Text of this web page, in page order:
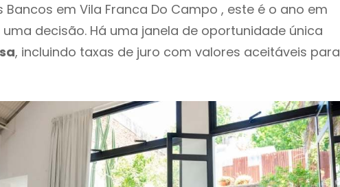
Bancos em Vila Franca Do Campo , este é o ano em
decisão. Há uma janela de oportunidade única
, incluindo taxas de juro com valores aceitáveis para